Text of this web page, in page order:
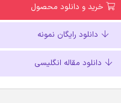
خرید و دانلود محصول
دانلود رایگان نمونه
دانلود مقاله انگلیسی